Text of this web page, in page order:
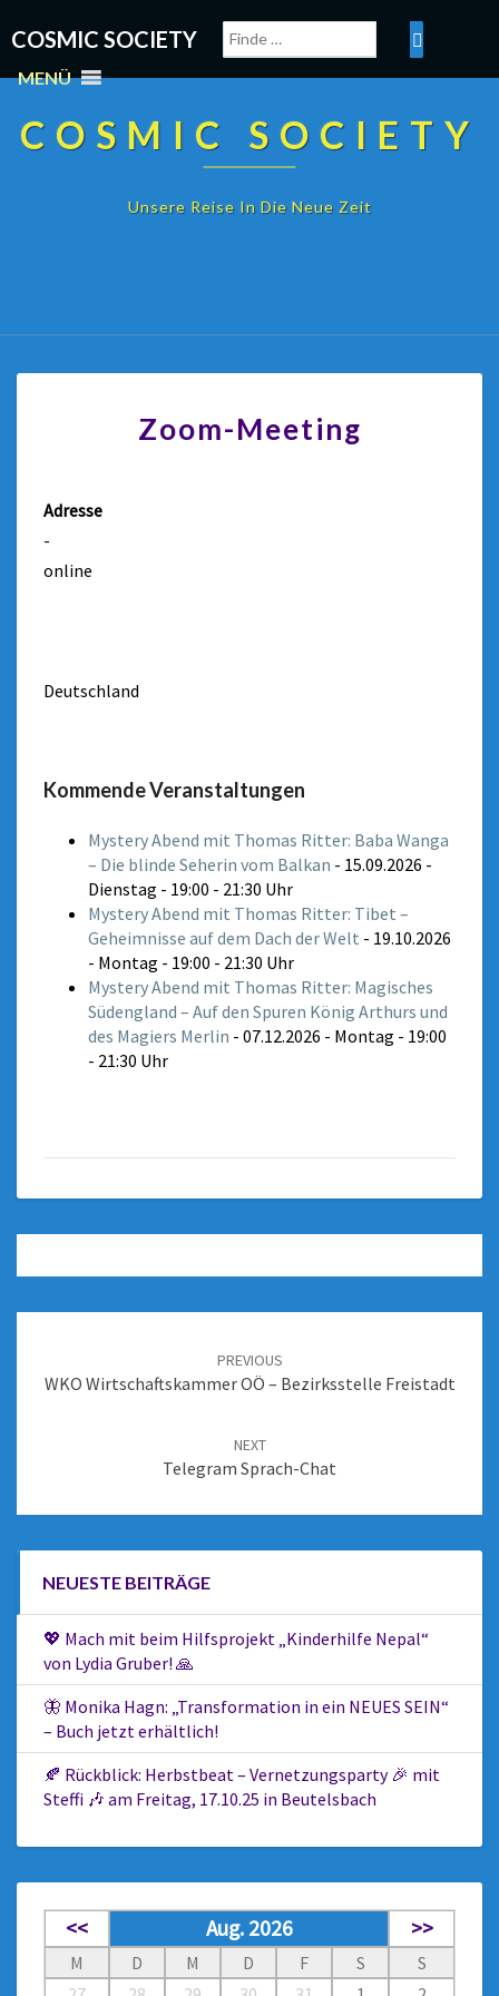
COSMIC SOCIETY
MENÜ
COSMIC SOCIETY
Unsere Reise In Die Neue Zeit
Zoom-Meeting
Adresse
-
online
Deutschland
Kommende Veranstaltungen
Mystery Abend mit Thomas Ritter: Baba Wanga
– Die blinde Seherin vom Balkan - 15.09.2026 -
Dienstag - 19:00 - 21:30 Uhr
Mystery Abend mit Thomas Ritter: Tibet –
Geheimnisse auf dem Dach der Welt - 19.10.2026
- Montag - 19:00 - 21:30 Uhr
Mystery Abend mit Thomas Ritter: Magisches
Südengland – Auf den Spuren König Arthurs und
des Magiers Merlin - 07.12.2026 - Montag - 19:00
- 21:30 Uhr
PREVIOUS
WKO Wirtschaftskammer OÖ – Bezirksstelle Freistadt
NEXT
Telegram Sprach-Chat
NEUESTE BEITRÄGE
💖 Mach mit beim Hilfsprojekt „Kinderhilfe Nepal“
von Lydia Gruber! 🙏
🦋 Monika Hagn: „Transformation in ein NEUES SEIN“
– Buch jetzt erhältlich!
🍂 Rückblick: Herbstbeat – Vernetzungsparty 🎉 mit
Steffi 🎶 am Freitag, 17.10.25 in Beutelsbach
<< Aug. 2026 >>
M D M D F S
S